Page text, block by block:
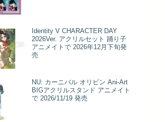
Identity V CHARACTER DAY
2026Ver. アクリルセット 踊り子
アニメイトで 2026年12月下旬発
売
NU: カーニバル オリビン Ani-Art
BIGアクリルスタンド アニメイト
で 2026/11/19 発売